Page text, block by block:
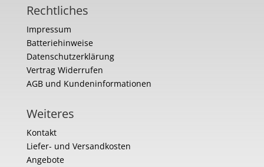
Rechtliches
Impressum
Batteriehinweise
Datenschutzerklärung
Vertrag Widerrufen
AGB und Kundeninformationen
Weiteres
Kontakt
Liefer- und Versandkosten
Angebote